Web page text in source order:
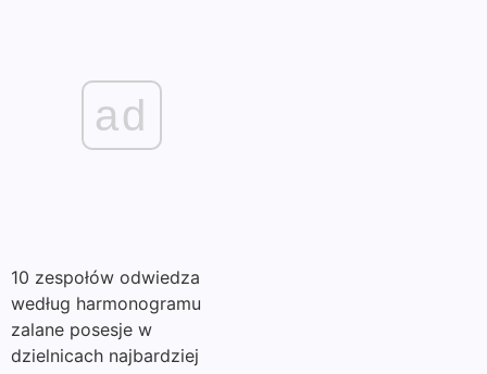
ad
10 zespołów odwiedza
według harmonogramu
zalane posesje w
dzielnicach najbardziej